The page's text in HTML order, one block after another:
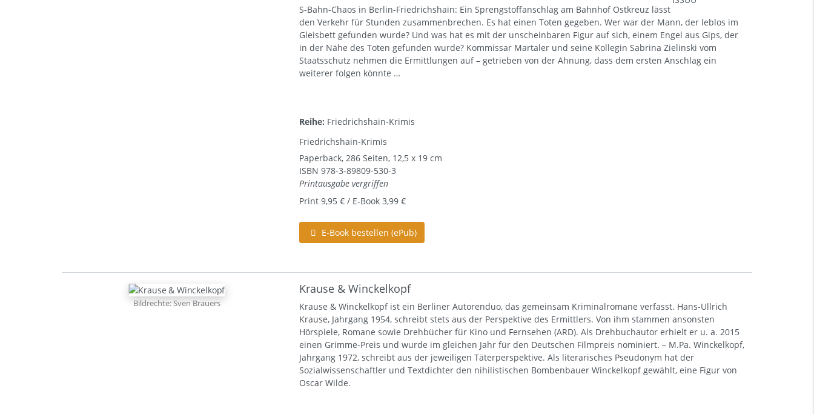
S-Bahn-Chaos in Berlin-Friedrichshain: Ein Sprengstoffanschlag am Bahnhof Ostkreuz lässt
den Verkehr für Stunden zusammenbrechen. Es hat einen Toten gegeben. Wer war der Mann, der leblos im
Gleisbett gefunden wurde? Und was hat es mit der unscheinbaren Figur auf sich, einem Engel aus Gips, der
in der Nähe des Toten gefunden wurde? Kommissar Martaler und seine Kollegin Sabrina Zielinski vom
Staatsschutz nehmen die Ermittlungen auf – getrieben von der Ahnung, dass dem ersten Anschlag ein
weiterer folgen könnte …
Reihe: Friedrichshain-Krimis
Friedrichshain-Krimis
Paperback, 286 Seiten, 12,5 x 19 cm
ISBN 978-3-89809-530-3
Printausgabe vergriffen
Print 9,95 € / E-Book 3,99 €
E-Book bestellen (ePub)
Bildrechte: Sven Brauers
Krause & Winckelkopf
Krause & Winckelkopf ist ein Berliner Autorenduo, das gemeinsam Kriminalromane verfasst. Hans-Ullrich
Krause, Jahrgang 1954, schreibt stets aus der Perspektive des Ermittlers. Von ihm stammen ansonsten
Hörspiele, Romane sowie Drehbücher für Kino und Fernsehen (ARD). Als Drehbuchautor erhielt er u. a. 2015
einen Grimme-Preis und wurde im gleichen Jahr für den Deutschen Filmpreis nominiert. – M.Pa. Winckelkopf,
Jahrgang 1972, schreibt aus der jeweiligen Täterperspektive. Als literarisches Pseudonym hat der
Sozialwissenschaftler und Textdichter den nihilistischen Bombenbauer Winckelkopf gewählt, eine Figur von
Oscar Wilde.